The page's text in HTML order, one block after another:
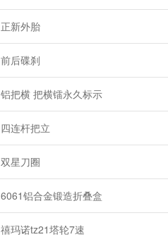
正新外胎
前后碟刹
铝把横 把横镭永久标示
四连杆把立
双星刀圈
6061铝合金锻造折叠盒
禧玛诺tz21塔轮7速